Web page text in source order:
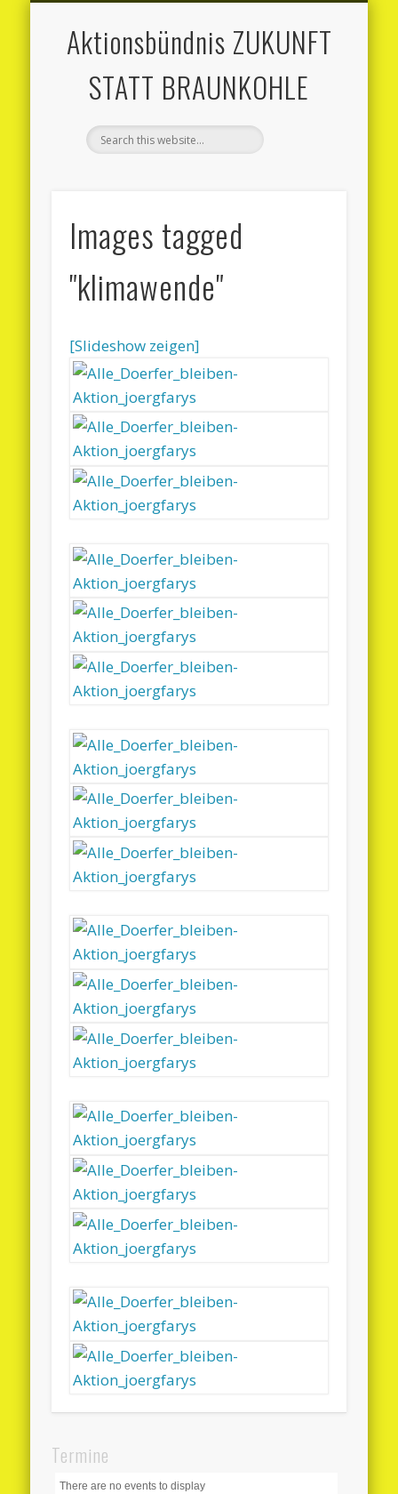
Aktionsbündnis ZUKUNFT
STATT BRAUNKOHLE
Images tagged
"klimawende"
[Slideshow zeigen]
Termine
There are no events to display